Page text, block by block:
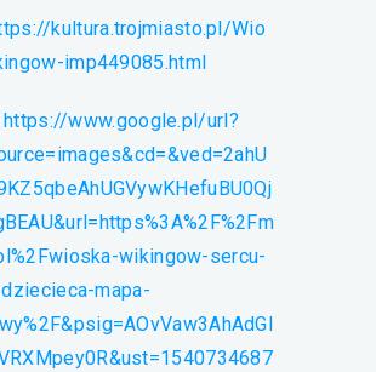
kultura.trojmiasto.pl/Wio
imp449085.html
https://www.google.pl/url?
wikingow-sercu-
mapa-